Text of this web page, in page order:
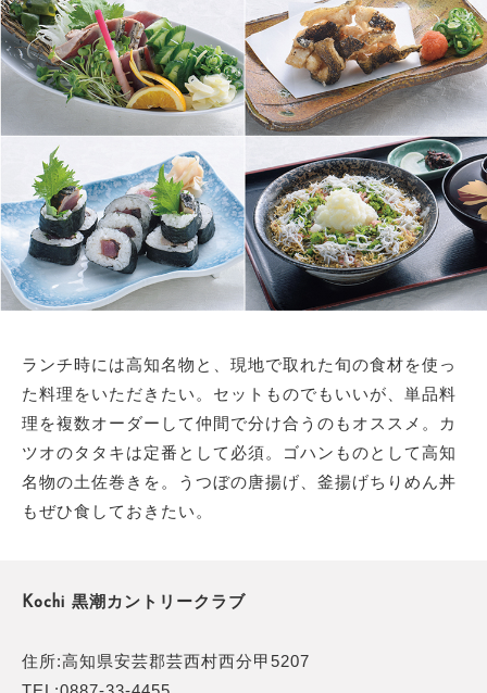
ランチ時には高知名物と、現地で取れた旬の食材を使っ
た料理をいただきたい。セットものでもいいが、単品料
理を複数オーダーして仲間で分け合うのもオススメ。カ
ツオのタタキは定番として必須。ゴハンものとして高知
名物の土佐巻きを。うつぼの唐揚げ、釜揚げちりめん丼
もぜひ食しておきたい。
Kochi 黒潮カントリークラブ
住所:高知県安芸郡芸西村西分甲5207